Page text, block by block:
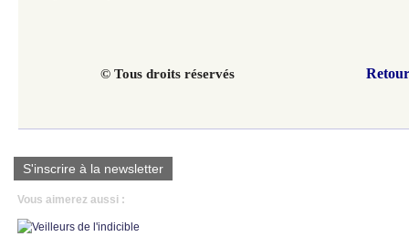
© Tous droits réservés
S'inscrire à la newsletter
Vous aimerez aussi :